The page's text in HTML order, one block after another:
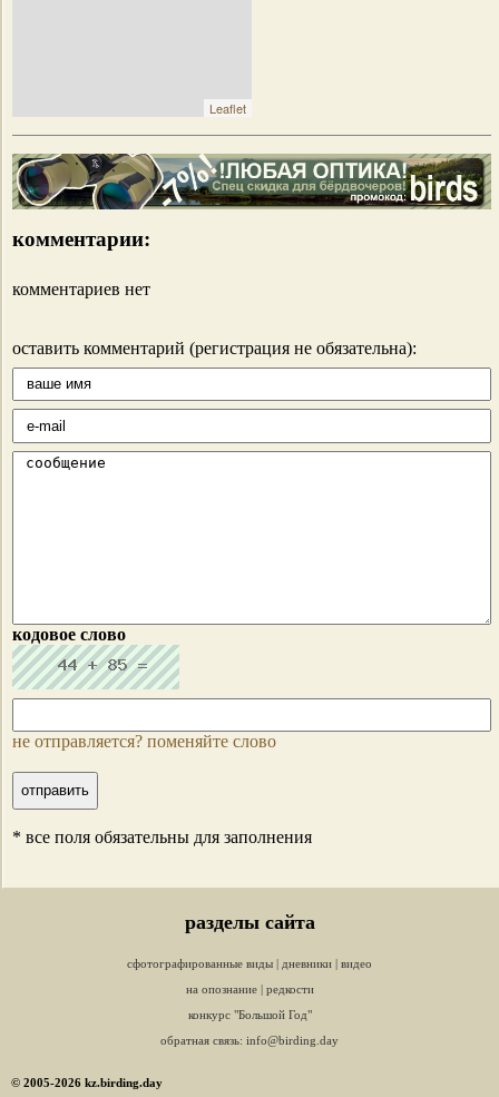
Leaflet
комментарии:
комментариев нет
оставить комментарий (регистрация не обязательна):
кодовое слово
не отправляется? поменяйте слово
* все поля обязательны для заполнения
разделы сайта
сфотографированные виды | дневники | видео
на опознание | редкости
конкурс "Большой Год"
обратная связь: info@birding.day
© 2005-2026 kz.birding.day